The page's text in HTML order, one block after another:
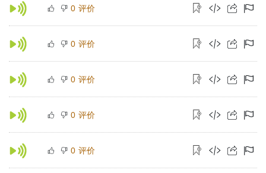
0 评价
0 评价
0 评价
0 评价
0 评价